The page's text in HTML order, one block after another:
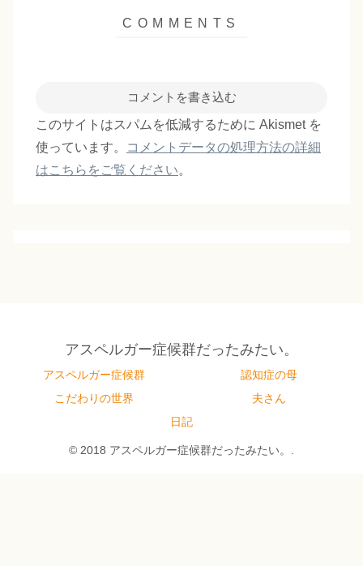
コメントを書き込む
このサイトはスパムを低減するために Akismet を
使っています。
コメントデータの処理方法の詳細
はこちらをご覧ください。
アスペルガー症候群だったみたい。
アスペルガー症候群
認知症の母
こだわりの世界
夫さん
日記
© 2018 アスペルガー症候群だったみたい。.